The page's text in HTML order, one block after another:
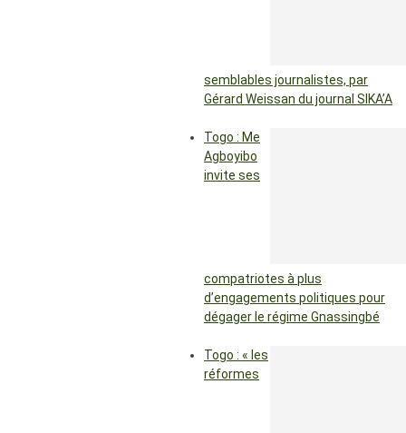
semblables journalistes, par
Gérard Weissan du journal SIKA’A
Togo : Me
Agboyibo
invite ses
compatriotes à plus
d’engagements politiques pour
dégager le régime Gnassingbé
Togo : « les
réformes